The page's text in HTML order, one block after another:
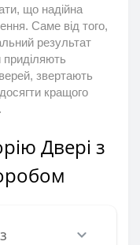
що надійна
Саме від того,
результат
приділяють
звертають
кращого
Двері з